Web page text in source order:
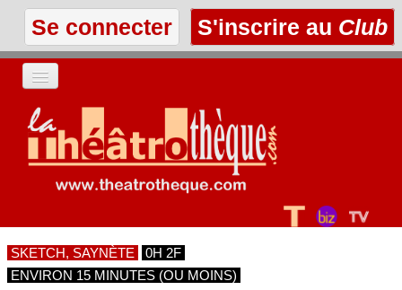
Se connecter S'inscrire au Club
ACCUEIL
LES TEXTES
LES ANNONCES
SKETCH, SAYNÈTE
0H 2F
ENVIRON 15 MINUTES (OU MOINS)